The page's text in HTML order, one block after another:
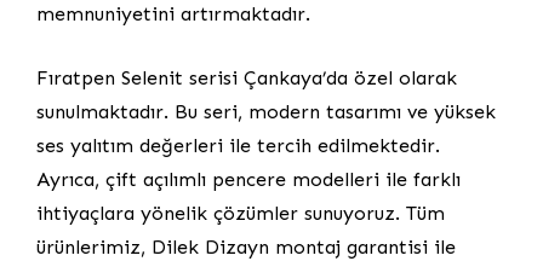
memnuniyetini artırmaktadır.
Fıratpen Selenit serisi Çankaya’da özel olarak
sunulmaktadır. Bu seri, modern tasarımı ve yüksek
ses yalıtım değerleri ile tercih edilmektedir.
Ayrıca, çift açılımlı pencere modelleri ile farklı
ihtiyaçlara yönelik çözümler sunuyoruz. Tüm
ürünlerimiz, Dilek Dizayn montaj garantisi ile